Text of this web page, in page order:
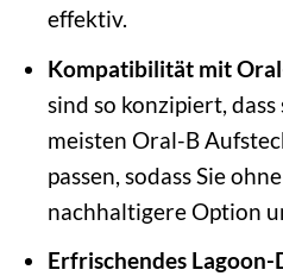
effektiv.
Kompatibilität mit
sind so konzipiert,
meisten Oral-B
passen, sodass Sie
nachhaltigere Option
Erfrischendes Lagoon-